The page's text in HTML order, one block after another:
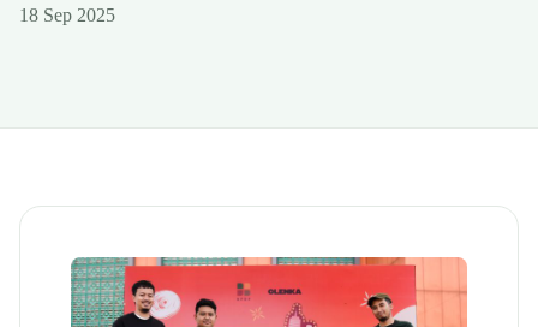
18 Sep 2025